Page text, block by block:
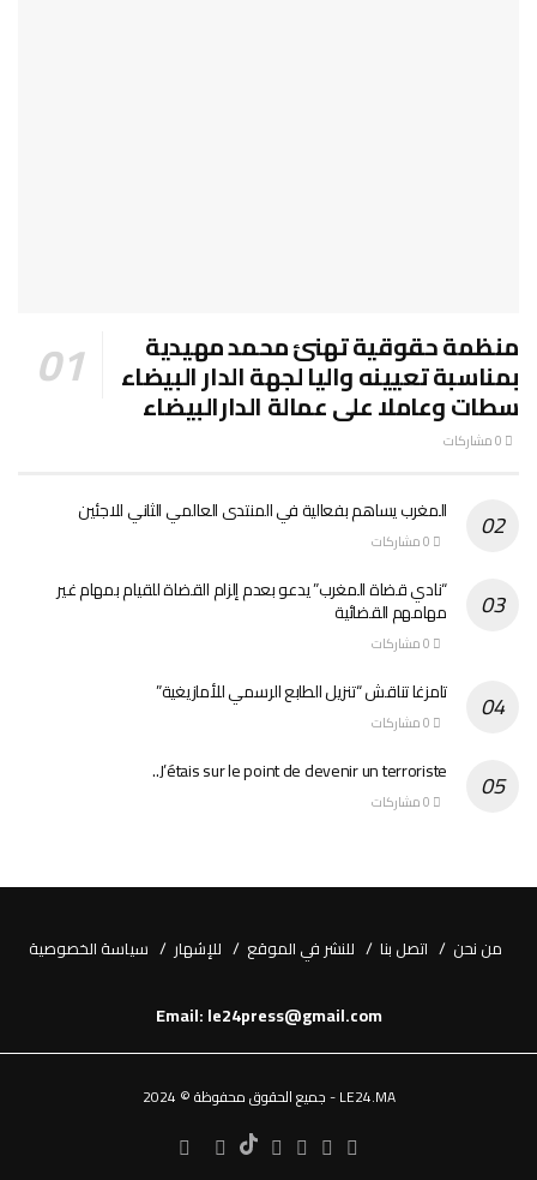
منظمة حقوقية تهنئ محمد مهيدية
بمناسبة تعيينه واليا لجهة الدار البيضاء
سطات وعاملا على عمالة الدارالبيضاء
المغرب يساهم بفعالية في المنتدى العالمي الثاني للاجئين
“نادي قضاة المغرب” يدعو بعدم إلزام القضاة للقيام بمهام غير
مهامهم القضائية
تامزغا تناقش “تنزيل الطابع الرسمي للأمازيغية”
J’étais sur le point de devenir un terroriste..
من نحن اتصل بنا للنشر في الموقع للإشهار سياسة الخصوصية
Email: le24press@gmail.com
LE24.MA - جميع الحقوق محفوظة © 2024